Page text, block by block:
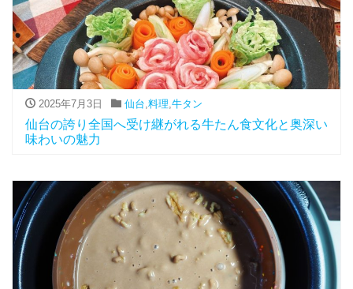
2025年7月3日 仙台,料理,牛タン
仙台の誇り全国へ受け継がれる牛たん食文化と奥深い
味わいの魅力